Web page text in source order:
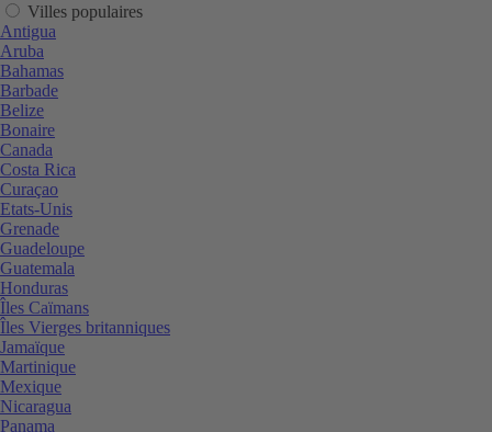
Villes populaires
Antigua
Aruba
Bahamas
Barbade
Belize
Bonaire
Canada
Costa Rica
Curaçao
Etats-Unis
Grenade
Guadeloupe
Guatemala
Honduras
Îles Caïmans
Îles Vierges britanniques
Jamaïque
Martinique
Mexique
Nicaragua
Panama